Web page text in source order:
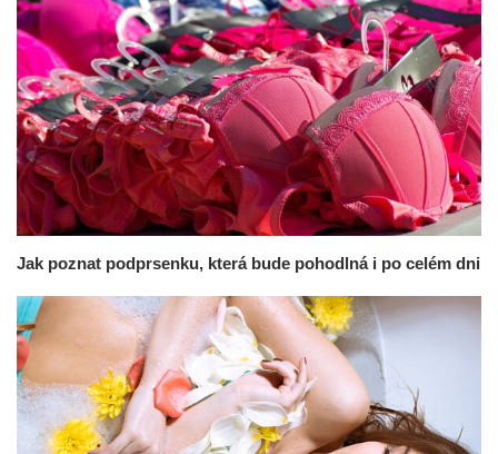
Jak poznat podprsenku, která bude pohodlná i po celém dni